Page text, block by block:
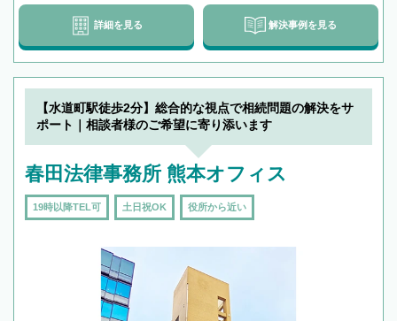
詳細を見る 解決事例を見る
【水道町駅徒歩2分】総合的な視点で相続問題の解決をサ
ポート｜相談者様のご希望に寄り添います
春田法律事務所 熊本オフィス
19時以降TEL可 土日祝OK 役所から近い